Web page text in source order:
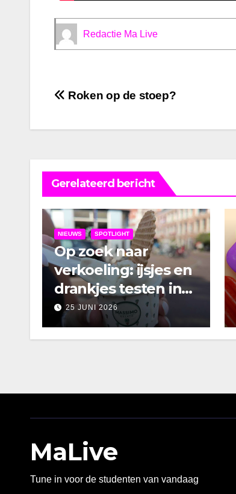
Redactie Ma Live
Bericht
navigatie
Roken op de stoep?
Gerelateerd bericht
NIEUWS SPOTLIGHT
Op zoek naar
verkoeling: ijsjes en
drankjes testen in
Amsterdam
25 JUNI 2026
MaLive
Tune in voor de studenten van vandaag